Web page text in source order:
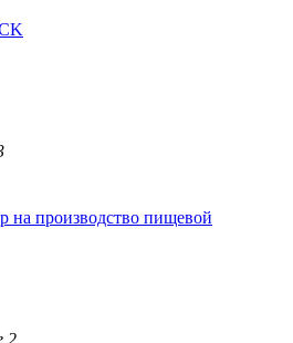
на производство пищевой